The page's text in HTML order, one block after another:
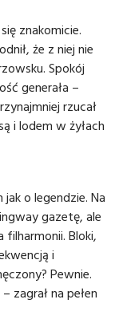
znakomicie.
że z niej nie
Spokój
generała –
rzucał
i lodem w żyłach
o legendzie. Na
gazetę, ale
Bloki,
i
Pewnie.
zagrał na pełen